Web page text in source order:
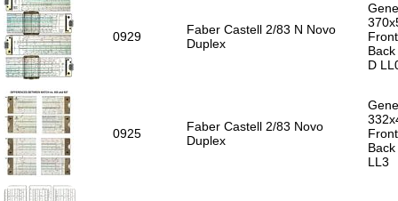
0929
Faber Castell 2/83 N Novo
Duplex
D
0925
Faber Castell 2/83 Novo
Duplex
LL3